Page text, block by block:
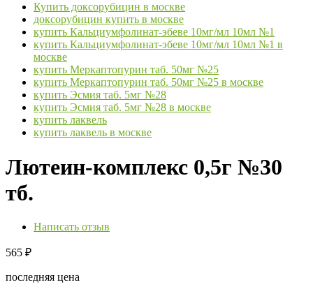
Купить доксорубицин в москве
доксорубицин купить в москве
купить Кальциумфолинат-эбеве 10мг/мл 10мл №1
купить Кальциумфолинат-эбеве 10мг/мл 10мл №1 в
москве
купить Меркаптопурин таб. 50мг №25
купить Меркаптопурин таб. 50мг №25 в москве
купить Эсмия таб. 5мг №28
купить Эсмия таб. 5мг №28 в москве
купить лаквель
купить лаквель в москве
Лютеин-комплекс 0,5г №30
тб.
Написать отзыв
565 ₽
последняя цена